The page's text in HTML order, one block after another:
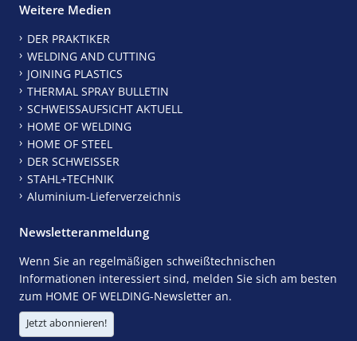
Weitere Medien
DER PRAKTIKER
WELDING AND CUTTING
JOINING PLASTICS
THERMAL SPRAY BULLETIN
SCHWEISSAUFSICHT AKTUELL
HOME OF WELDING
HOME OF STEEL
DER SCHWEISSER
STAHL+TECHNIK
Aluminium-Lieferverzeichnis
Newsletteranmeldung
Wenn Sie an regelmäßigen schweißtechnischen
Informationen interessiert sind, melden Sie sich am besten
zum HOME OF WELDING-Newsletter an.
Jetzt abonnieren!